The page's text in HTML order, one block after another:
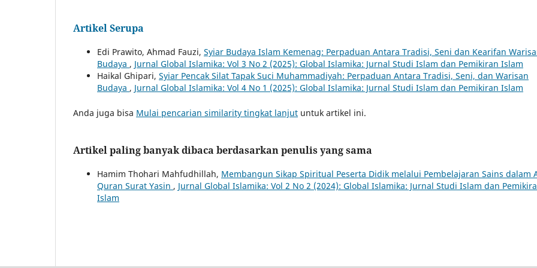
Artikel Serupa
Edi Prawito, Ahmad Fauzi, Syiar Budaya Islam Kemenag: Perpaduan Antara Tradisi, Seni dan Kearifan
Budaya , Jurnal Global Islamika: Vol 3 No 2 (2025): Global Islamika: Jurnal Studi Islam dan Pemikiran Islam
Haikal Ghipari, Syiar Pencak Silat Tapak Suci Muhammadiyah: Perpaduan Antara Tradisi, Seni, dan Warisan
Budaya , Jurnal Global Islamika: Vol 4 No 1 (2025): Global Islamika: Jurnal Studi Islam dan Pemikiran Islam
Anda juga bisa Mulai pencarian similarity tingkat lanjut untuk artikel ini.
Artikel paling banyak dibaca berdasarkan penulis yang sama
Hamim Thohari Mahfudhillah, Membangun Sikap Spiritual Peserta Didik melalui Pembelajaran Sains dalam
Quran Surat Yasin , Jurnal Global Islamika: Vol 2 No 2 (2024): Global Islamika: Jurnal Studi Islam dan
Islam